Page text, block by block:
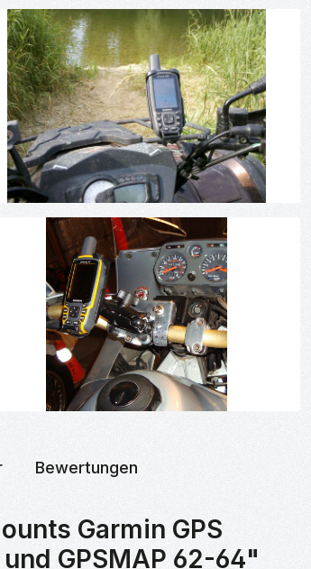
Bewertungen
Garmin GPS
GPSMAP 62-64"